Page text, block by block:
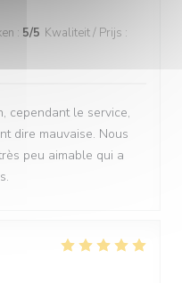
: 5/5 Kwaliteit / Prijs :
cependant le service,
dire mauvaise. Nous
peu aimable qui a